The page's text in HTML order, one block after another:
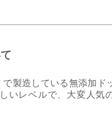
製造している無添加ド
いレベルで、大変人気